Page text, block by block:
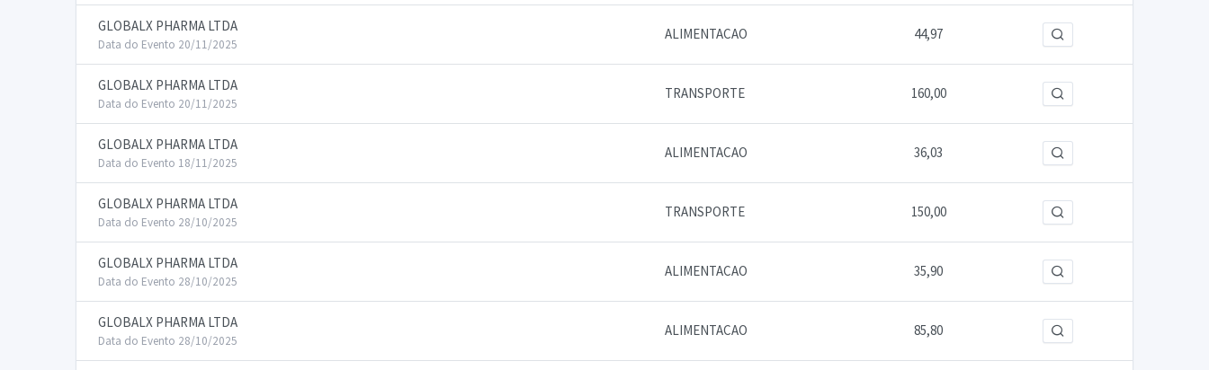
GLOBALX PHARMA LTDA
Data do Evento 20/11/2025
ALIMENTACAO 44,97
GLOBALX PHARMA LTDA
Data do Evento 20/11/2025
TRANSPORTE 160,00
GLOBALX PHARMA LTDA
Data do Evento 18/11/2025
ALIMENTACAO 36,03
GLOBALX PHARMA LTDA
Data do Evento 28/10/2025
TRANSPORTE 150,00
GLOBALX PHARMA LTDA
Data do Evento 28/10/2025
ALIMENTACAO 35,90
GLOBALX PHARMA LTDA
Data do Evento 28/10/2025
ALIMENTACAO 85,80